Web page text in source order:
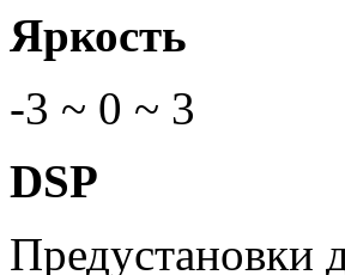
Яркость
-3 ~ 0 ~ 3
DSP
Предустановки